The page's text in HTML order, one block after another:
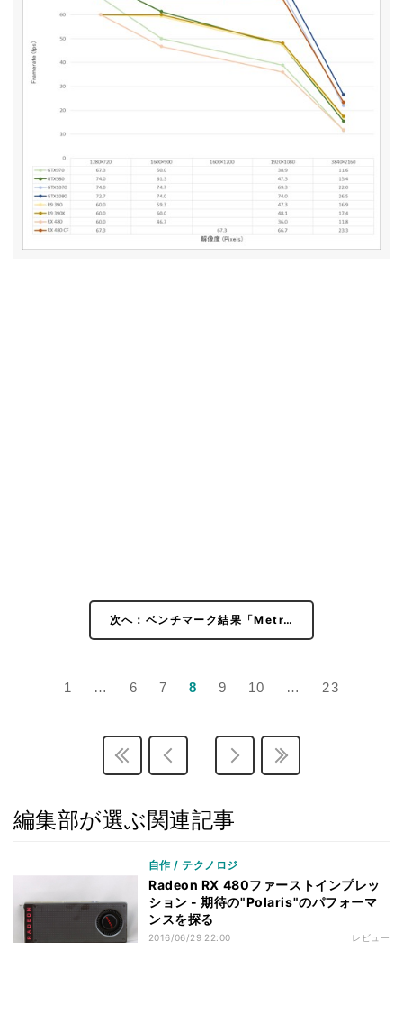
次へ：ベンチマーク結果「Metr…
1 … 6 7 8 9 10 … 23
編集部が選ぶ関連記事
自作 / テクノロジ
Radeon RX 480ファーストインプレッ
ション - 期待の"Polaris"のパフォーマ
ンスを探る
2016/06/29 22:00 レビュー